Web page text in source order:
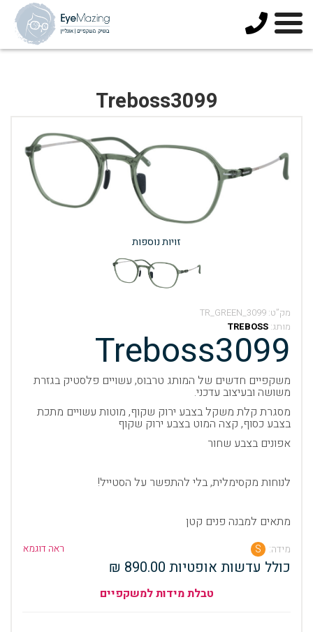
3744678
Treboss3099
זויות נוספות
מק”ט: 3099_TR_GREEN
מותג: TREBOSS
Treboss3099
משקפיים חדשים של המותג טרבוס, עשויים פלסטיק בגזרת
משושה ובעיצוב עדכני.
מסגרת קלת משקל בצבע ירוק שקוף, מוטות עשויים מתכת
בצבע כסוף, קצה המוט בצבע ירוק שקוף
אפונים בצבע שחור
לנוחות מקסימלית, בלי להתפשר על הסטייל!
מתאים למבנה פנים קטן
מידה: S ראה דוגמא
כולל עדשות אופטיות 890.00 ₪
טבלת מידות למשקפיים